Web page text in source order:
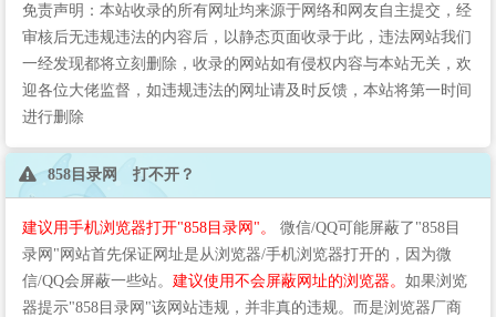
免责声明：本站收录的所有网址均来源于网络和网友自主提交，经
审核后无违规违法的内容后，以静态页面收录于此，违法网站我们
一经发现都将立刻删除，收录的网站如有侵权内容与本站无关，欢
迎各位大佬监督，如违规违法的网址请及时反馈，本站将第一时间
进行删除
858目录网 打不开？
建议用手机浏览器打开"858目录网"。
微信/QQ可能屏蔽了"858目
录网"网站首先保证网址是从浏览器/手机浏览器打开的，因为微
信/QQ会屏蔽一些站。 建议使用不会屏蔽网址的浏览器。 如果浏览
器提示"858目录网"该网站违规，并非真的违规。而是浏览器厂商